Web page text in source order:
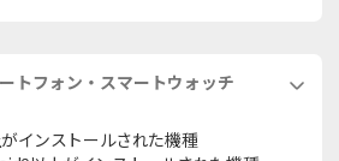
トフォン・スマートウォッチ
がインストールされた機種